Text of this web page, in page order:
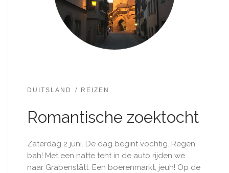
DUITSLAND REIZEN
Romantische zoektocht
Zaterdag 2 juni. De dag begint vochtig. Regen,
bah! Met een natte tent in de auto rijden we
naar Grabenstätt. Een boerenmarkt, jeuh! Op de